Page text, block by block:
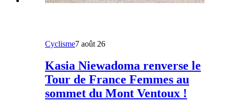
Cyclisme7 août 26
Kasia Niewadoma renverse le
Tour de France Femmes au
sommet du Mont Ventoux !